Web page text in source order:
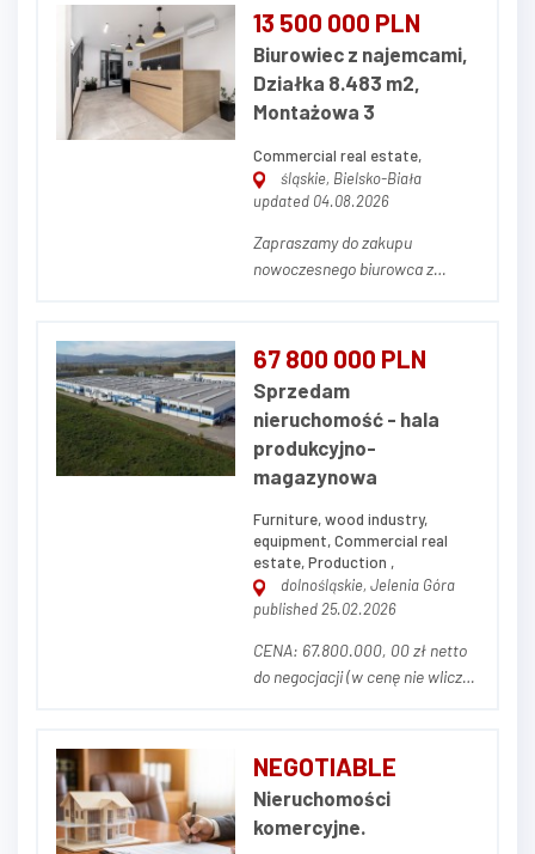
poszukują inwestora
zainteresowanego zakupem i
adaptacją nieruchomości na
potrzeby prowadzonej
działalności edukacyjnej.
13 500 000 PLN
Biurowiec z najemcami,
Działka 8.483 m2,
Montażowa 3
Commercial real estate,
śląskie, Bielsko-Biała
updated 04.08.2026
Zapraszamy do zakupu
nowoczesnego biurowca z
Białej przy ul. Montażowej 3.
Cały kompleks położony jest na
działce o powierzchni 0,8483 ha
i składa się z 3 budynków:
Budynek główny, biurowy,...
67 800 000 PLN
Sprzedam
nieruchomość - hala
produkcyjno-
magazynowa
Furniture, wood industry,
equipment, Commercial real
estate, Production ,
dolnośląskie, Jelenia Góra
published 25.02.2026
CENA: 67.800.000, 00 zł netto
do negocjacji (w cenę nie wlicza
ogłoszenia jest nieruchomość
przemysłowa stanowiąca
zorganizowany kompleks
przemysłowo-produkcyjny,
NEGOTIABLE
Nieruchomości
komercyjne.